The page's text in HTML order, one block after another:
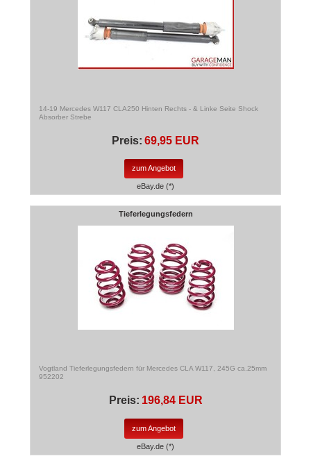
14-19 Mercedes W117 CLA250 Hinten Rechts - & Linke Seite Shock
Absorber Strebe
Preis: 69,95 EUR
zum Angebot
eBay.de (*)
Tieferlegungsfedern
Vogtland Tieferlegungsfedern für Mercedes CLA W117, 245G ca.25mm
952202
Preis: 196,84 EUR
zum Angebot
eBay.de (*)